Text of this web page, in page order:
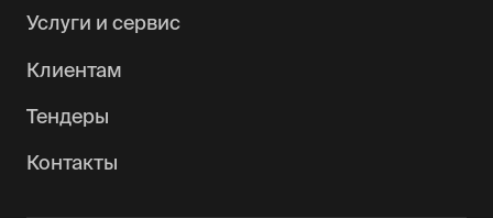
Услуги и сервис
Клиентам
Тендеры
Контакты